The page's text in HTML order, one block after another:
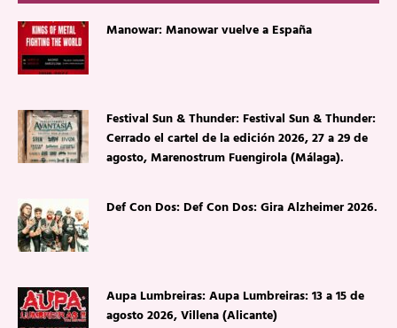
Manowar: Manowar vuelve a España
Festival Sun & Thunder: Festival Sun & Thunder:
Cerrado el cartel de la edición 2026, 27 a 29 de
agosto, Marenostrum Fuengirola (Málaga).
Def Con Dos: Def Con Dos: Gira Alzheimer 2026.
Aupa Lumbreiras: Aupa Lumbreiras: 13 a 15 de
agosto 2026, Villena (Alicante)